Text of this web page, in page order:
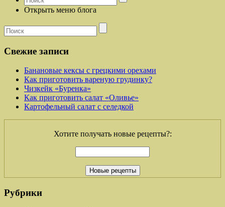
Открыть меню блога
Свежие записи
Банановые кексы с грецкими орехами
Как приготовить вареную грудинку?
Чизкейк «Буренка»
Как приготовить салат «Оливье»
Картофельный салат с селедкой
Хотите получать новые рецепты?:
Рубрики